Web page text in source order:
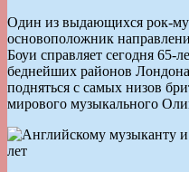
Один из выдающихся рок-
основоположник
Боуи справляет сегодня 65-
беднейших районов
подняться с самых низов
мирового музыкального